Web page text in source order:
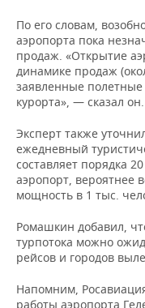
ОТКРЫТАЯ ЛЕКЦИЯ
БАСКЕТБОЛ
ВОЛЕЙБОЛ
КИБЕРСПОРТ
ФИГУРНОЕ
ВОДНЫЕ ВИДЫ
ХОККЕЙ С МЯЧОМ
ИНФРАСТРУКТУРА
ИСТОРИЯ
КУЛЬТУРА
МЕДИЦИНА
ОБРАЗОВАНИЕ
ПРОИСШЕСТВИЯ
СПРАВОЧНИК
СПИСОК ПЕРСОН
СПИСОК
ПОЛНАЯ ВЕРСИЯ
По его словам,
аэропорта пока
продаж. «Открытие
динамике продаж
заявленные
курорта», — сказал он.
Эксперт также
ежедневный
составляет порядка
аэропорт, вероятнее
мощность в 1 тыс.
Ромашкин добавил,
турпотока можно
рейсов и городов
Напомним,
работы аэропорта